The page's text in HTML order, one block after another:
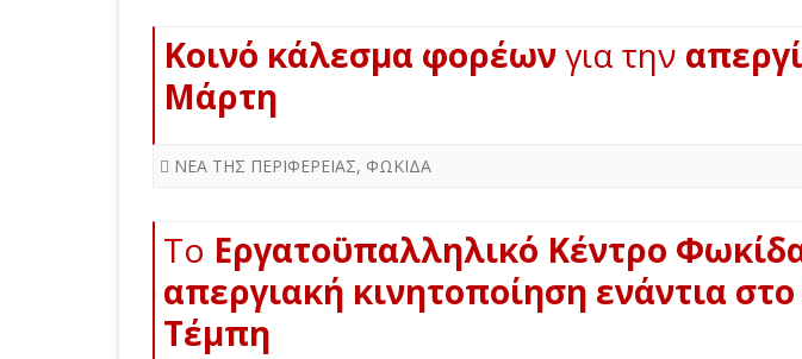
Κοινό κάλεσμα φορέωνγια την
Μάρτη
ΝΕΑ ΤΗΣ ΠΕΡΙΦΕΡΕΙΑΣ, ΦΩΚΙΔΑ
Tο Εργατοϋπαλληλικό Κέντρο
απεργιακή κινητοποίηση ενάντια
Τέμπη